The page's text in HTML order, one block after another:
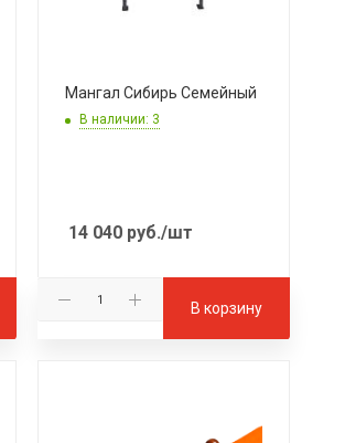
Мангал Сибирь Семейный
В наличии: 3
14 040руб./шт
В корзину